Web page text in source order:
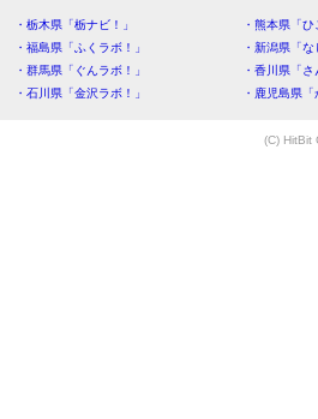
・栃木県「栃ナビ！」
・熊本県「
・福島県「ふくラボ！」
・新潟県「
・群馬県「ぐんラボ！」
・香川県「
・石川県「金沢ラボ！」
・鹿児島県
(C) HitBit